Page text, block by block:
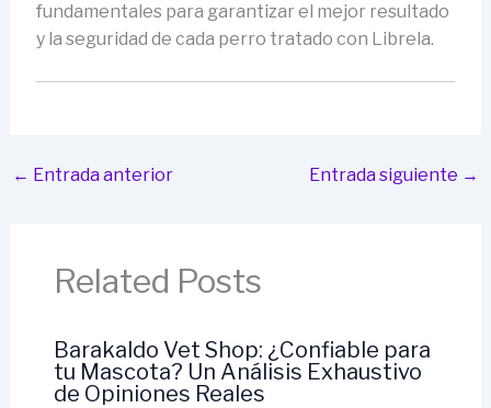
fundamentales para garantizar el mejor resultado
y la seguridad de cada perro tratado con Librela.
← Entrada anterior Entrada siguiente →
Related Posts
Barakaldo Vet Shop: ¿Confiable para
tu Mascota? Un Análisis Exhaustivo
de Opiniones Reales